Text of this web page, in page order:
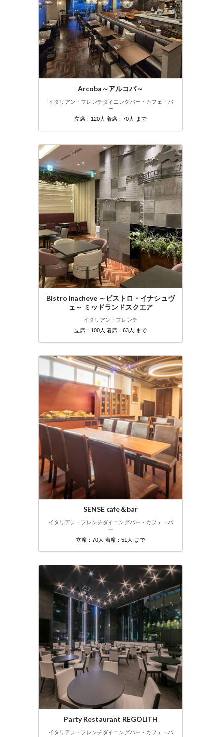
Arcoba～アルコバ～
イタリアン・フレンチダイニングバー・カフェ・バ
ー
立席：120人 着席：70人 まで
Bistro Inacheve ～ビストロ・イナシュヴ
ェ～ ミッドランドスクエア
イタリアン・フレンチ
立席：100人 着席：63人 まで
SENSE cafe＆bar
イタリアン・フレンチダイニングバー・カフェ・バ
ー
立席：70人 着席：51人 まで
Party Restaurant REGOLITH
イタリアン・フレンチダイニングバー・カフェ・バ